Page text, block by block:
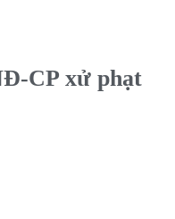
CP xử phạt